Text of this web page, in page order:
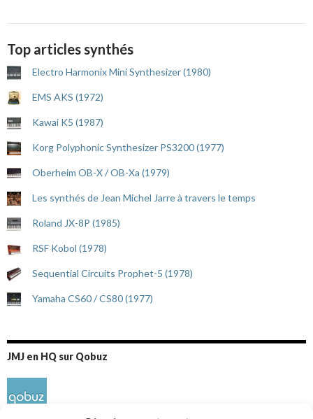
Top articles synthés
Electro Harmonix Mini Synthesizer (1980)
EMS AKS (1972)
Kawai K5 (1987)
Korg Polyphonic Synthesizer PS3200 (1977)
Oberheim OB-X / OB-Xa (1979)
Les synthés de Jean Michel Jarre à travers le temps
Roland JX-8P (1985)
RSF Kobol (1978)
Sequential Circuits Prophet-5 (1978)
Yamaha CS60 / CS80 (1977)
JMJ en HQ sur Qobuz